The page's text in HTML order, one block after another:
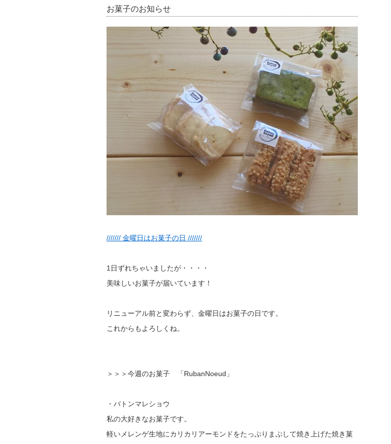
お菓子のお知らせ
/////// 金曜日はお菓子の日 ///////
1日ずれちゃいましたが・・・・
美味しいお菓子が届いています！
リニューアル前と変わらず、金曜日はお菓子の日です。
これからもよろしくね。
＞＞＞今週のお菓子 「RubanNoeud」
・バトンマレショウ
私の大好きなお菓子です。
軽いメレンゲ生地にカリカリアーモンドをたっぷりまぶして焼き上げた焼き菓